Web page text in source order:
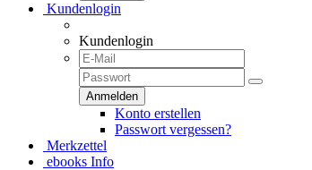
Kundenlogin
Kundenlogin
Konto erstellen
Passwort vergessen?
Merkzettel
ebooks Info